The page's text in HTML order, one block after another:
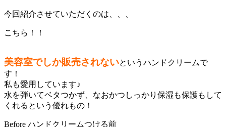
今回紹介させていただくのは、、、
こちら！！
美容室でしか販売されないというハンドクリームで
す！
私も愛用しています♪
水を弾いてベタつかず、なおかつしっかり保湿も保護もして
くれるという優れもの！
Before ハンドクリームつける前